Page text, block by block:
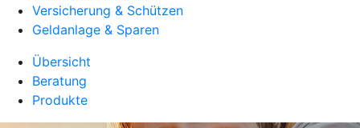
Versicherung & Schützen
Geldanlage & Sparen
Übersicht
Beratung
Produkte